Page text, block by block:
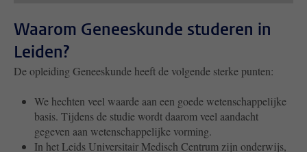
Waarom Geneeskunde studeren in
Leiden?
De opleiding Geneeskunde heeft de volgende sterke punten:
We hechten veel waarde aan een goede wetenschappelijke
basis. Tijdens de studie wordt daarom veel aandacht
gegeven aan wetenschappelijke vorming.
In het Leids Universitair Medisch Centrum zijn onderwijs,